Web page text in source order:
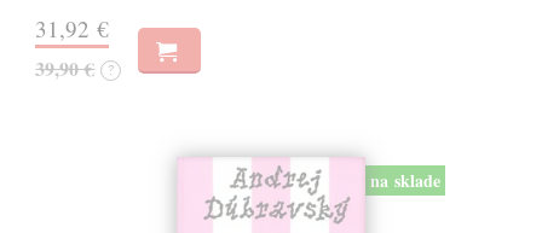
31,92 €
39,90 € ?
na sklade